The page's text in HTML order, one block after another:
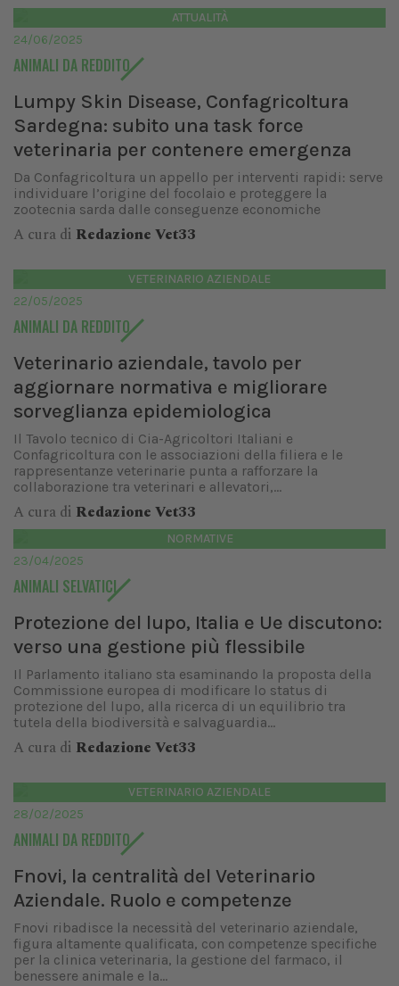
ATTUALITÀ
24/06/2025
ANIMALI DA REDDITO
Lumpy Skin Disease, Confagricoltura
Sardegna: subito una task force
veterinaria per contenere emergenza
Da Confagricoltura un appello per interventi rapidi: serve
individuare l’origine del focolaio e proteggere la
zootecnia sarda dalle conseguenze economiche
A cura di Redazione Vet33
VETERINARIO AZIENDALE
22/05/2025
ANIMALI DA REDDITO
Veterinario aziendale, tavolo per
aggiornare normativa e migliorare
sorveglianza epidemiologica
Il Tavolo tecnico di Cia-Agricoltori Italiani e
Confagricoltura con le associazioni della filiera e le
rappresentanze veterinarie punta a rafforzare la
collaborazione tra veterinari e allevatori,...
A cura di Redazione Vet33
NORMATIVE
23/04/2025
ANIMALI SELVATICI
Protezione del lupo, Italia e Ue discutono:
verso una gestione più flessibile
Il Parlamento italiano sta esaminando la proposta della
Commissione europea di modificare lo status di
protezione del lupo, alla ricerca di un equilibrio tra
tutela della biodiversità e salvaguardia...
A cura di Redazione Vet33
VETERINARIO AZIENDALE
28/02/2025
ANIMALI DA REDDITO
Fnovi, la centralità del Veterinario
Aziendale. Ruolo e competenze
Fnovi ribadisce la necessità del veterinario aziendale,
figura altamente qualificata, con competenze specifiche
per la clinica veterinaria, la gestione del farmaco, il
benessere animale e la...